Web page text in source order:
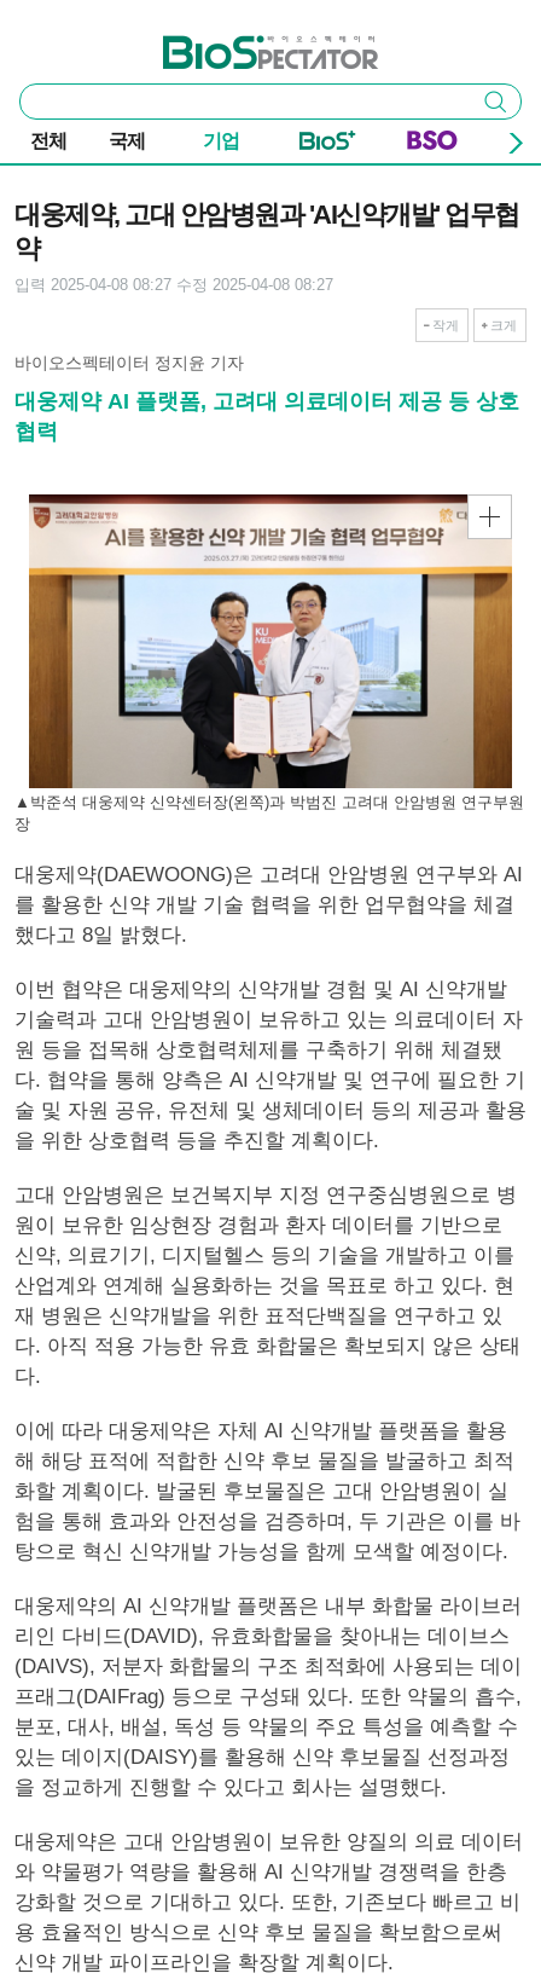
바이오스펙테이터
통
합
검
색
검색
전체 국제 기업
대웅제약, 고대 안암병원과 'AI신약개발' 업무협
약
입력 2025-04-08 08:27 수정 2025-04-08 08:27
작게 크게
바이오스펙테이터 정지윤 기자
대웅제약 AI 플랫폼, 고려대 의료데이터 제공 등 상호
협력
▲박준석 대웅제약 신약센터장(왼쪽)과 박범진 고려대 안암병원 연구부원
장
대웅제약(DAEWOONG)은 고려대 안암병원 연구부와 AI
를 활용한 신약 개발 기술 협력을 위한 업무협약을 체결
했다고 8일 밝혔다.
이번 협약은 대웅제약의 신약개발 경험 및 AI 신약개발
기술력과 고대 안암병원이 보유하고 있는 의료데이터 자
원 등을 접목해 상호협력체제를 구축하기 위해 체결됐
다. 협약을 통해 양측은 AI 신약개발 및 연구에 필요한 기
술 및 자원 공유, 유전체 및 생체데이터 등의 제공과 활용
을 위한 상호협력 등을 추진할 계획이다.
고대 안암병원은 보건복지부 지정 연구중심병원으로 병
원이 보유한 임상현장 경험과 환자 데이터를 기반으로
신약, 의료기기, 디지털헬스 등의 기술을 개발하고 이를
산업계와 연계해 실용화하는 것을 목표로 하고 있다. 현
재 병원은 신약개발을 위한 표적단백질을 연구하고 있
다. 아직 적용 가능한 유효 화합물은 확보되지 않은 상태
다.
이에 따라 대웅제약은 자체 AI 신약개발 플랫폼을 활용
해 해당 표적에 적합한 신약 후보 물질을 발굴하고 최적
화할 계획이다. 발굴된 후보물질은 고대 안암병원이 실
험을 통해 효과와 안전성을 검증하며, 두 기관은 이를 바
탕으로 혁신 신약개발 가능성을 함께 모색할 예정이다.
대웅제약의 AI 신약개발 플랫폼은 내부 화합물 라이브러
리인 다비드(DAVID), 유효화합물을 찾아내는 데이브스
(DAIVS), 저분자 화합물의 구조 최적화에 사용되는 데이
프래그(DAIFrag) 등으로 구성돼 있다. 또한 약물의 흡수,
분포, 대사, 배설, 독성 등 약물의 주요 특성을 예측할 수
있는 데이지(DAISY)를 활용해 신약 후보물질 선정과정
을 정교하게 진행할 수 있다고 회사는 설명했다.
대웅제약은 고대 안암병원이 보유한 양질의 의료 데이터
와 약물평가 역량을 활용해 AI 신약개발 경쟁력을 한층
강화할 것으로 기대하고 있다. 또한, 기존보다 빠르고 비
용 효율적인 방식으로 신약 후보 물질을 확보함으로써
신약 개발 파이프라인을 확장할 계획이다.